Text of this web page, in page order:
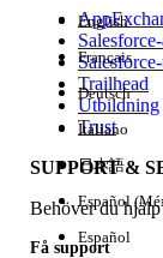
Trailhead
Utbildning
Trust
SUPPORT &
Behöver du
Få support
English
Français
Deutsch
Italiano
日本語
Español
Español